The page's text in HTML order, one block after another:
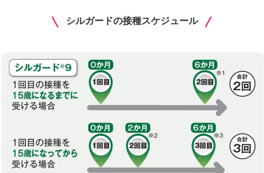
シルガードの接種スケジュール